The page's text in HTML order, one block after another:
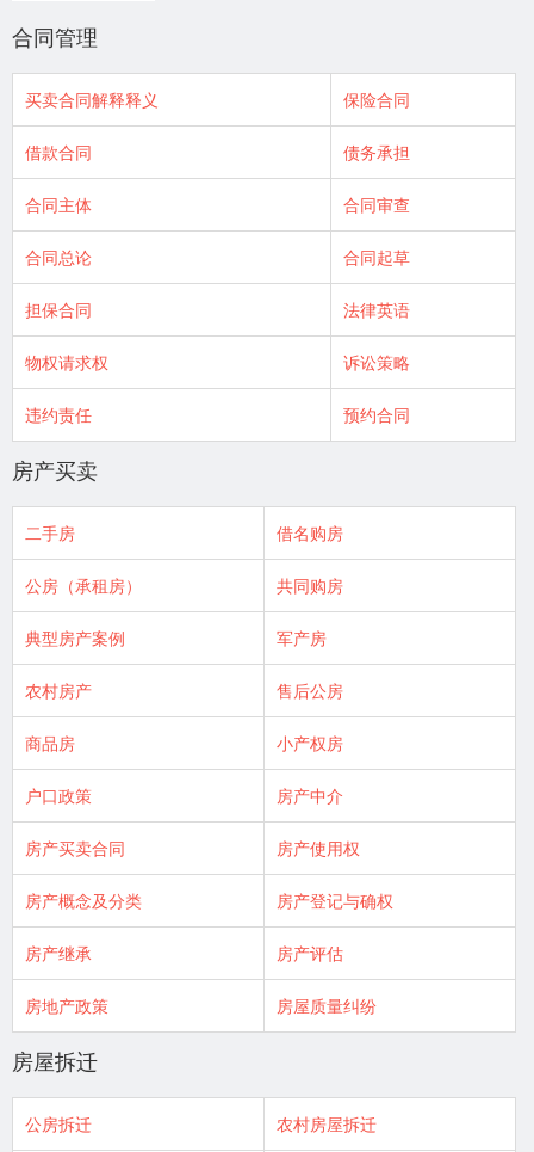
合同管理
买卖合同解释释义 保险合同
借款合同 债务承担
合同主体 合同审查
合同总论 合同起草
担保合同 法律英语
物权请求权 诉讼策略
违约责任 预约合同
房产买卖
二手房 借名购房
公房（承租房） 共同购房
典型房产案例 军产房
农村房产 售后公房
商品房 小产权房
户口政策 房产中介
房产买卖合同 房产使用权
房产概念及分类 房产登记与确权
房产继承 房产评估
房地产政策 房屋质量纠纷
房屋拆迁
公房拆迁 农村房屋拆迁